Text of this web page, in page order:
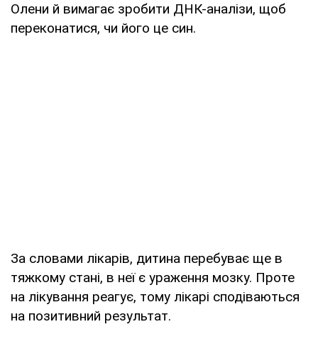
Олени й вимагає зробити ДНК-аналізи, щоб
переконатися, чи його це син.
За словами лікарів, дитина перебуває ще в
тяжкому стані, в неї є ураження мозку. Проте
на лікування реагує, тому лікарі сподіваються
на позитивний результат.